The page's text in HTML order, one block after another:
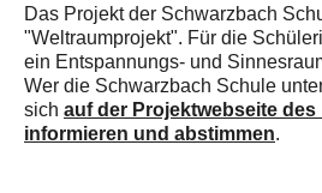
Das Projekt der Schwarzbach
"Weltraumprojekt". Für die
ein Entspannungs- und
Wer die Schwarzbach Schule
sich auf der Projektwebseite
informieren und abstimmen.